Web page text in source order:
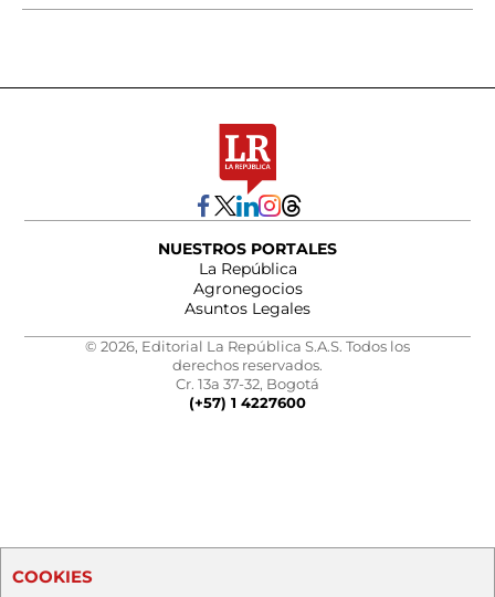
NUESTROS PORTALES
La República
Agronegocios
Asuntos Legales
© 2026, Editorial La República S.A.S. Todos los
derechos reservados.
Cr. 13a 37-32, Bogotá
(+57) 1 4227600
COOKIES